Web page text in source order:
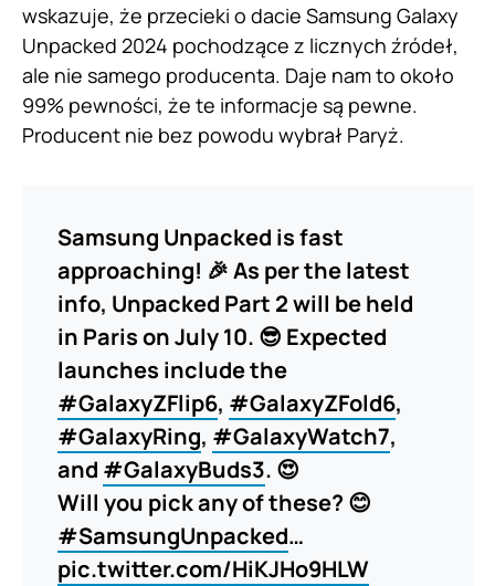
wskazuje, że przecieki o dacie Samsung Galaxy
Unpacked 2024 pochodzące z licznych źródeł,
ale nie samego producenta. Daje nam to około
99% pewności, że te informacje są pewne.
Producent nie bez powodu wybrał Paryż.
Samsung Unpacked is fast
approaching! 🎉 As per the latest
info, Unpacked Part 2 will be held
in Paris on July 10. 😎 Expected
launches include the
#GalaxyZFlip6, #GalaxyZFold6,
#GalaxyRing, #GalaxyWatch7,
and #GalaxyBuds3. 😍
Will you pick any of these? 😊
#SamsungUnpacked…
pic.twitter.com/HiKJHo9HLW